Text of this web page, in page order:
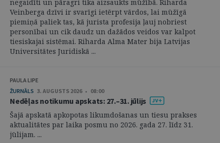
negaidīti un pāragri tika aizsaukts mūžībā. Riharda
Veinberga dzīvi ir svarīgi ietērpt vārdos, lai mūžīgā
piemiņā paliek tas, kā jurista profesija ļauj nobriest
personībai un cik daudz un dažādos veidos var kalpot
tiesiskajai sistēmai. Riharda Alma Mater bija Latvijas
Universitātes Juridiskā ...
PAULA LIPE
ŽURNĀLS 3. AUGUSTS 2026 • 08:00
Nedēļas notikumu apskats: 27.–31. jūlijs
Šajā apskatā apkopotas likumdošanas un tiesu prakses
aktualitātes par laika posmu no 2026. gada 27. līdz 31.
jūlijam. ...